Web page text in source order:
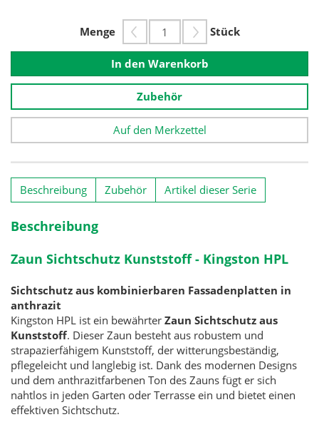
Menge Stück
In den Warenkorb
Zubehör
Auf den Merkzettel
Beschreibung Zubehör Artikel dieser Serie
Beschreibung
Zaun Sichtschutz Kunststoff - Kingston HPL
Sichtschutz aus kombinierbaren Fassadenplatten in
anthrazit
Kingston HPL ist ein bewährter Zaun Sichtschutz aus
Kunststoff. Dieser Zaun besteht aus robustem und
strapazierfähigem Kunststoff, der witterungsbeständig,
pflegeleicht und langlebig ist. Dank des modernen Designs
und dem anthrazitfarbenen Ton des Zauns fügt er sich
nahtlos in jeden Garten oder Terrasse ein und bietet einen
effektiven Sichtschutz.